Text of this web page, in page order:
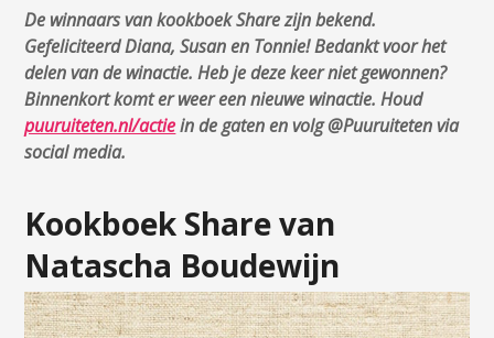
De winnaars van kookboek Share zijn bekend.
Gefeliciteerd Diana, Susan en Tonnie! Bedankt voor het
delen van de winactie. Heb je deze keer niet gewonnen?
Binnenkort komt er weer een nieuwe winactie. Houd
puuruiteten.nl/actiein de gaten en volg @Puuruiteten via
social media.
Kookboek Share van
Natascha Boudewijn